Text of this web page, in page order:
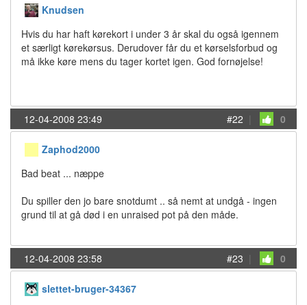
Knudsen
Hvis du har haft kørekort i under 3 år skal du også igennem
et særligt kørekørsus. Derudover får du et kørselsforbud og
må ikke køre mens du tager kortet igen. God fornøjelse!
12-04-2008 23:49 #22 | 0
Zaphod2000
Bad beat ... næppe
Du spiller den jo bare snotdumt .. så nemt at undgå - ingen
grund til at gå død i en unraised pot på den måde.
12-04-2008 23:58 #23 | 0
slettet-bruger-34367